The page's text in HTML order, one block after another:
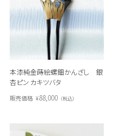
本漆純金蒔絵螺鈿かんざし 銀
杏ピン カキツバタ
販売価格 ¥88,000 税込